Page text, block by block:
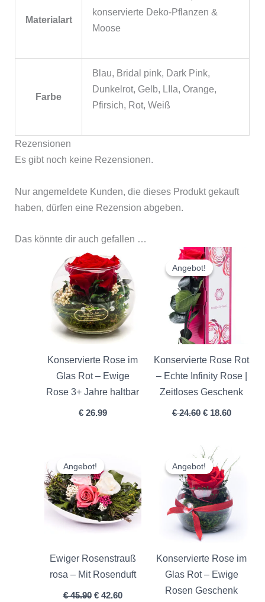
Materialart
konservierte Deko-Pflanzen &
Moose
Farbe
Blau, Bridal pink, Dark Pink,
Dunkelrot, Gelb, LIla, Orange,
Pfirsich, Rot, Weiß
Rezensionen
Es gibt noch keine Rezensionen.
Nur angemeldete Kunden, die dieses Produkt gekauft
haben, dürfen eine Rezension abgeben.
Das könnte dir auch gefallen …
Konservierte Rose im
Glas Rot – Ewige
Rose 3+ Jahre haltbar
€26.99
Angebot!
Angebot!
Konservierte Rose Rot
– Echte Infinity Rose |
Zeitloses Geschenk
€24.60
Ursprünglicher
Preis
war:
€ 24.60
€18.60
ist:
Angebot!
Angebot!
Ewiger Rosenstrauß
rosa – Mit Rosenduft
€45.90
Preis
war:
€ 45.90
€42.60
ist:
€ 42.60.
Angebot!
Angebot!
Konservierte Rose im
Glas Rot – Ewige
Rosen Geschenk
Ursprünglicher
Preis
war:
€ 35.90
Preis
ist: